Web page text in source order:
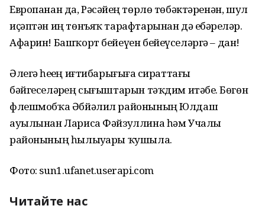
Европанан да, Рәсәйҙең төрлө төбәктәренән, шул
иҫәптән иң төнъяҡ тарафтарынан дә ебәрҙеләр.
Афарин! Башҡорт бейеүен бейеүселәргә – дан!
Әлегә һеҙҙең иғтибарығыҙға сираттағы
бәйгеселәрҙең сығыштарын тәҡдим итәбеҙ. Бөгөн
флешмобҡа Әбйәлил районының Юлдаш
ауылынан Лариса Фәйзуллина һәм Учалы
районының һылыуҙары ҡушыла.
Фото: sun1.ufanet.userapi.com
Читайте нас